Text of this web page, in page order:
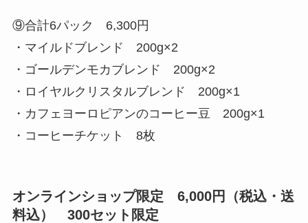
⑨合計6パック 6,300円
・マイルドブレンド 200g×2
・ゴールデンモカブレンド 200g×2
・ロイヤルクリスタルブレンド 200g×1
・カフェヨーロピアンのコーヒー豆 200g×1
・コーヒーチケット 8枚
オンラインショップ限定 6,000円（税込・送
料込） 300セット限定